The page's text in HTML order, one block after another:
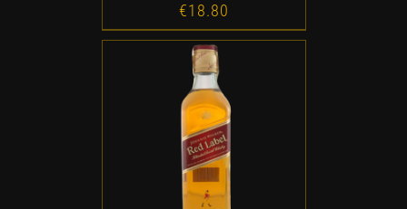
€18.80
ADD TO CART /